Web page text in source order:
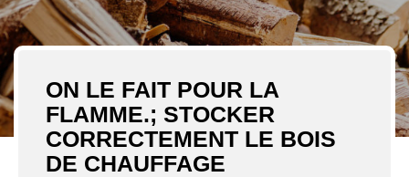
ON LE FAIT POUR LA
FLAMME.; STOCKER
CORRECTEMENT LE BOIS
DE CHAUFFAGE